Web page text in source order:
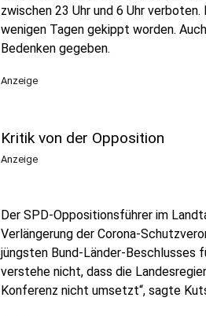
zwischen 23 Uhr und 6 Uhr
wenigen Tagen gekippt worden.
Bedenken gegeben.
Anzeige
Kritik von der Opposition
Anzeige
Der SPD-Oppositionsführer im
Verlängerung der Corona-
jüngsten Bund-Länder-Beschlusses
verstehe nicht, dass die
Konferenz nicht umsetzt“, sagte